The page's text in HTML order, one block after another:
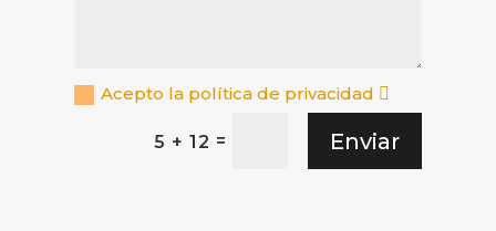
Acepto la política de privacidad
5 + 12 = Enviar